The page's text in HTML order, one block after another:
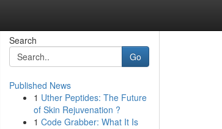
Search
Go
Published News
1 Uther Peptides: The Future
of Skin Rejuvenation ?
1 Code Grabber: What It Is